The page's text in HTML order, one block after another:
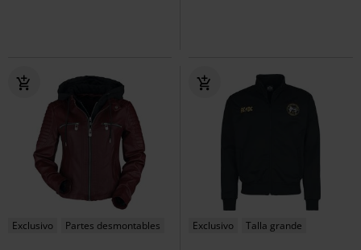
Exclusivo Partes desmontables Exclusivo Talla grande